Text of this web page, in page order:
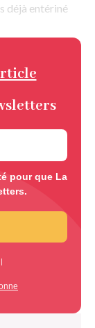
déjà entériné
pour que La
|